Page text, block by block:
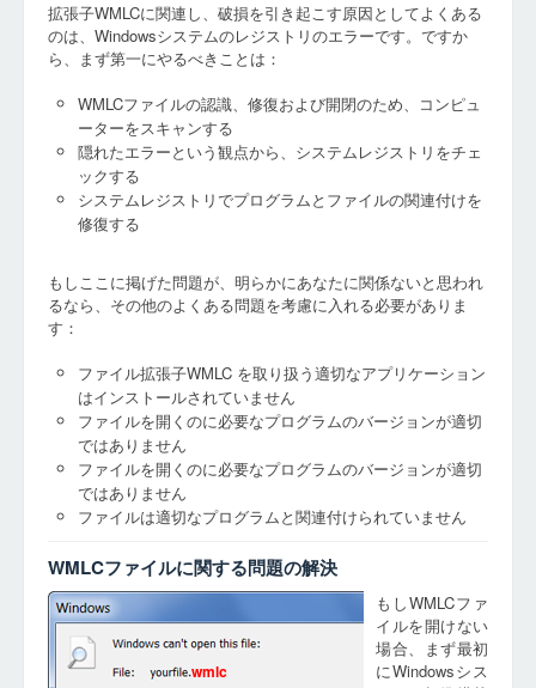
拡張子WMLCに関連し、破損を引き起こす原因としてよくある
のは、Windowsシステムのレジストリのエラーです。ですか
ら、まず第一にやるべきことは：
WMLCファイルの認識、修復および開閉のため、コンピュ
ーターをスキャンする
隠れたエラーという観点から、システムレジストリをチェ
ックする
システムレジストリでプログラムとファイルの関連付けを
修復する
もしここに掲げた問題が、明らかにあなたに関係ないと思われ
るなら、その他のよくある問題を考慮に入れる必要がありま
す：
ファイル拡張子WMLC を取り扱う適切なアプリケーション
はインストールされていません
ファイルを開くのに必要なプログラムのバージョンが適切
ではありません
ファイルを開くのに必要なプログラムのバージョンが適切
ではありません
ファイルは適切なプログラムと関連付けられていません
WMLCファイルに関する問題の解決
wmlc
もしWMLCファ
イルを開けない
場合、まず最初
にWindowsシス